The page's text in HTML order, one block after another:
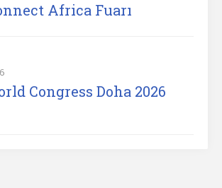
Africa Fuarı
Congress Doha 2026